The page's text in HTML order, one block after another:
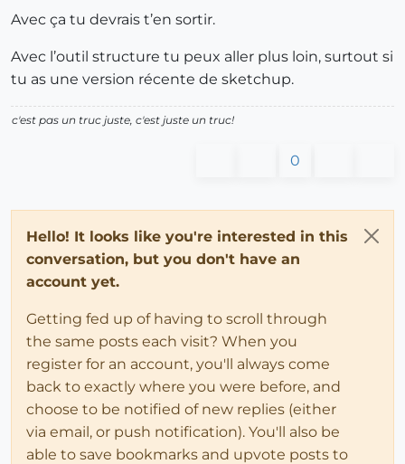
Avec ça tu devrais t’en sortir.
Avec l’outil structure tu peux aller plus loin, surtout si
tu as une version récente de sketchup.
c'est pas un truc juste, c'est juste un truc!
0
Hello! It looks like you're interested in this
conversation, but you don't have an
account yet.
Getting fed up of having to scroll through
the same posts each visit? When you
register for an account, you'll always come
back to exactly where you were before, and
choose to be notified of new replies (either
via email, or push notification). You'll also be
able to save bookmarks and upvote posts to